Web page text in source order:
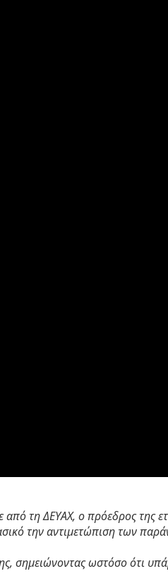
από τη ΔΕΥΑΧ, ο πρόεδρος της
την αντιμετώπιση των
σημειώνοντας ωστόσο ότι